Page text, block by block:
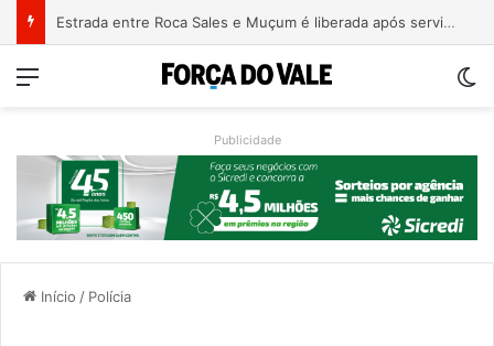
Estrada entre Roca Sales e Muçum é liberada após serviços de manutenção
Menu
Publicidade
Início / Polícia